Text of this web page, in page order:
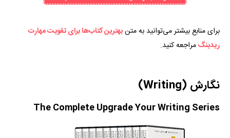
برای منابع بیشتر می‌توانید به متنبهترین کتاب‌ها برای تقویت مهارت
ریدینگمراجعه کنید.
نگارش (Writing)
The Complete Upgrade Your Writing Series